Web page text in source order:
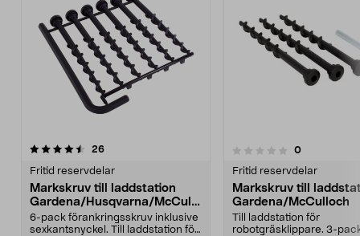
26recensioner
Fritid reservdelar
Markskruv till laddstation
Gardena/Husqvarna/McCullo
ch
6-pack förankringsskruv inklusive
sexkantsnyckel. Till laddstation för
0.0 av 5 stjärnor 0recensioner
Fritid reservdelar
Markskruv till
Gardena/McCulloch
Till laddstation för
robotgräsklippare. 3-